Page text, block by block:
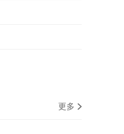
更多